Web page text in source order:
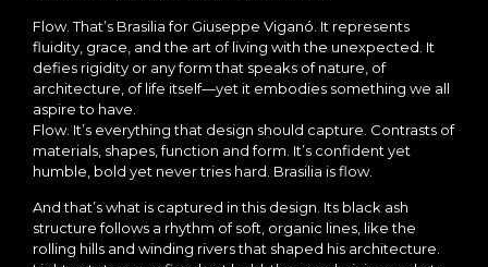
Flow. That’s Brasilia for Giuseppe Viganó. It represents
fluidity, grace, and the art of living with the unexpected. It
defies rigidity or any form that speaks of nature, of
architecture, of life itself—yet it embodies something we all
aspire to have.
Flow. It’s everything that design should capture. Contrasts of
materials, shapes, function and form. It’s confident yet
humble, bold yet never tries hard. Brasilia is flow.
And that’s what is captured in this design. Its black ash
structure follows a rhythm of soft, organic lines, like the
rolling hills and winding rivers that shaped his architecture.